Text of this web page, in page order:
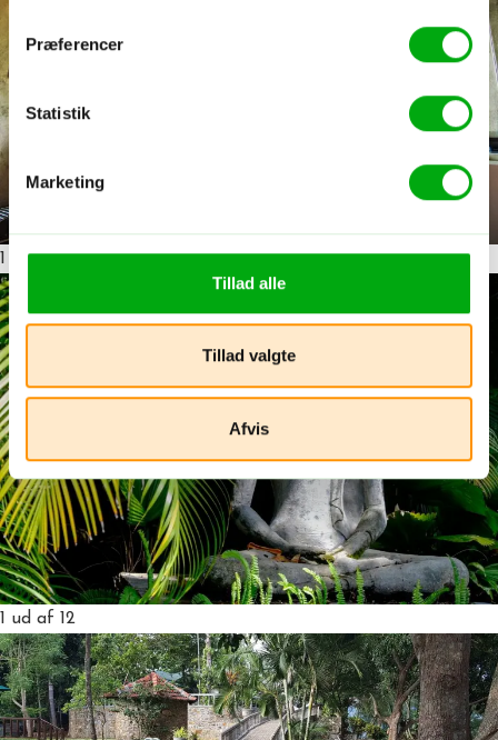
Præferencer
Statistik
Marketing
Tillad alle
Tillad valgte
Afvis
1 ud af 12
1 ud af 12